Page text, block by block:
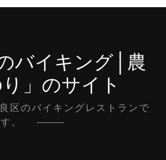
バイキング│農
り」のサイト
区のバイキングレストランで
す。